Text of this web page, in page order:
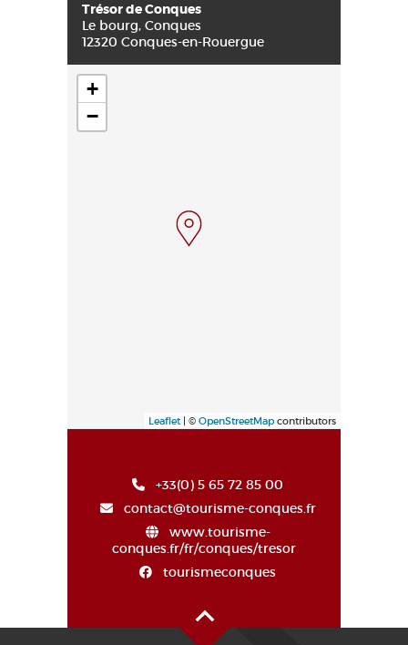
Trésor de Conques
Le bourg, Conques
12320 Conques-en-Rouergue
+
−
Leaflet| © OpenStreetMap contributors
+33(0) 5 65 72 85 00
contact@tourisme-conques.fr
www.tourisme-
conques.fr/fr/conques/tresor
tourismeconques